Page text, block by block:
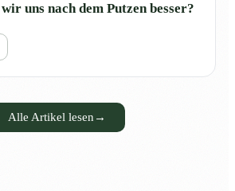
uns nach dem Putzen besser?
Alle Artikel lesen →